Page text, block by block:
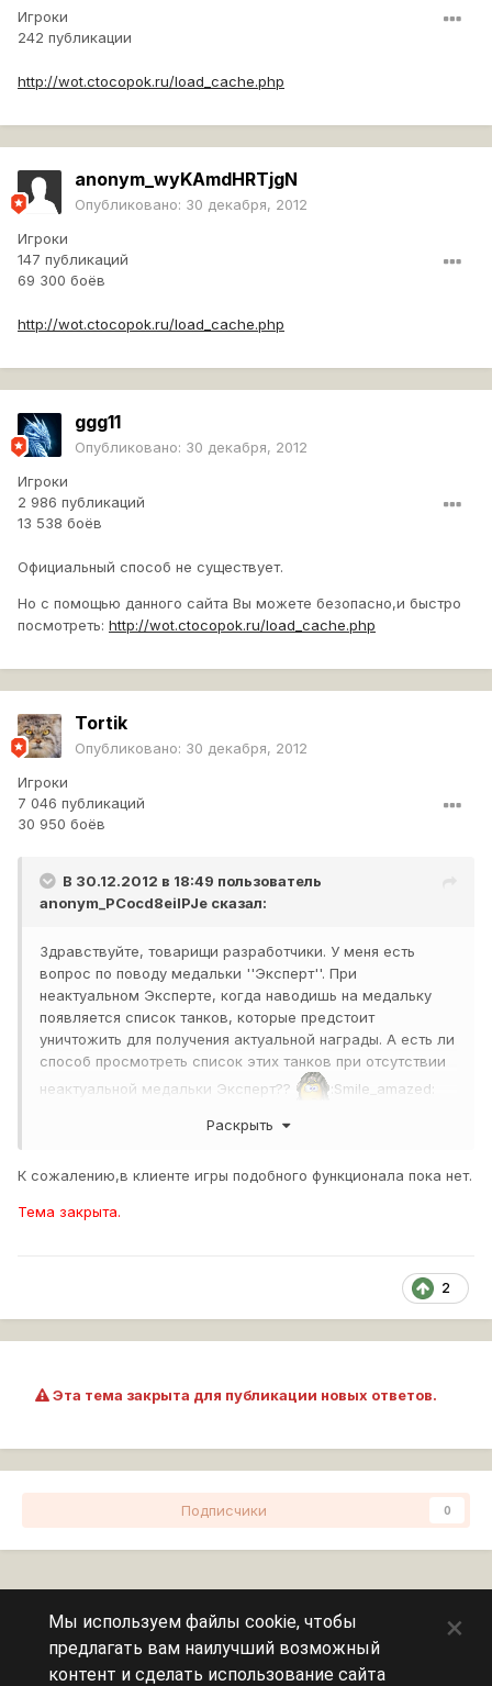
Игроки
242 публикации
http://wot.ctocopok.ru/load_cache.php
anonym_wyKAmdHRTjgN
Опубликовано: 30 декабря, 2012
Игроки
147 публикаций
69 300 боёв
http://wot.ctocopok.ru/load_cache.php
ggg11
Опубликовано: 30 декабря, 2012
Игроки
2 986 публикаций
13 538 боёв
Официальный способ не существует.
Но с помощью данного сайта Вы можете безопасно,и быстро
посмотреть: http://wot.ctocopok.ru/load_cache.php
Tortik
Опубликовано: 30 декабря, 2012
Игроки
7 046 публикаций
30 950 боёв
В 30.12.2012 в 18:49 пользователь
anonym_PCocd8eilPJe сказал:
Здравствуйте, товарищи разработчики. У меня есть
вопрос по поводу медальки ''Эксперт''. При
неактуальном Эксперте, когда наводишь на медальку
появляется список танков, которые предстоит
уничтожить для получения актуальной награды. А есть ли
способ просмотреть список этих танков при отсутствии
неактуальной медальки Эксперт??
:Smile_amazed:
Раскрыть
К сожалению,в клиенте игры подобного функционала пока нет.
Тема закрыта.
2
Эта тема закрыта для публикации новых ответов.
Подписчики 0
Сейчас на странице
Мы используем файлы cookie, чтобы
предлагать вам наилучший возможный
контент и сделать использование сайта
×